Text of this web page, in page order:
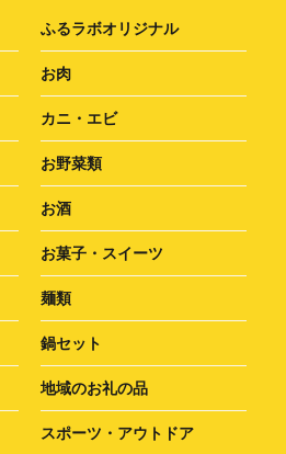
ふるラボオリジナル
お肉
カニ・エビ
お野菜類
お酒
お菓子・スイーツ
麺類
鍋セット
地域のお礼の品
スポーツ・アウトドア